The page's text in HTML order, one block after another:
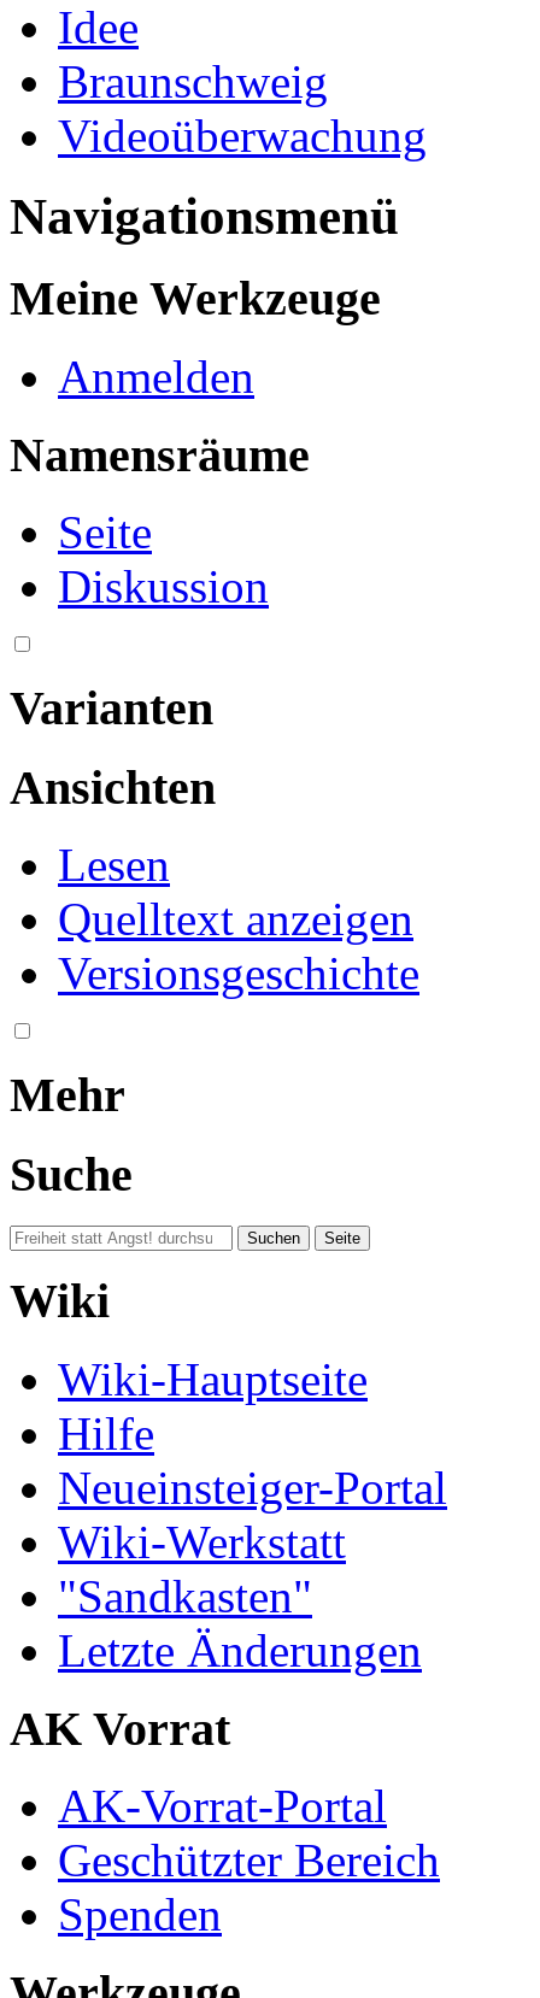
Idee
Braunschweig
Videoüberwachung
Navigationsmenü
Meine Werkzeuge
Anmelden
Namensräume
Seite
Diskussion
Varianten
Ansichten
Lesen
Quelltext anzeigen
Versionsgeschichte
Mehr
Suche
Wiki
Wiki-Hauptseite
Hilfe
Neueinsteiger-Portal
Wiki-Werkstatt
"Sandkasten"
Letzte Änderungen
AK Vorrat
AK-Vorrat-Portal
Geschützter Bereich
Spenden